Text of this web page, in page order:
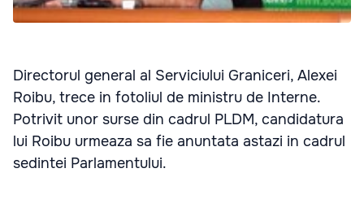
Directorul general al Serviciului Graniceri, Alexei
Roibu, trece in fotoliul de ministru de Interne.
Potrivit unor surse din cadrul PLDM, candidatura
lui Roibu urmeaza sa fie anuntata astazi in cadrul
sedintei Parlamentului.